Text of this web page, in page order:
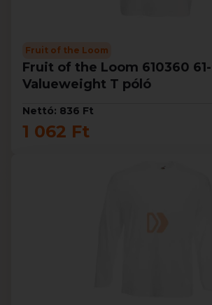
Fruit of the Loom
Fruit of the Loom 610360
Valueweight T póló
Nettó: 836 Ft
1 062 Ft